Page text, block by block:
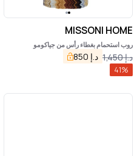
MISSONI HOME
روب استحمام بغطاء رأس من جياكومو
د.إ1,450 د.إ 850
41%